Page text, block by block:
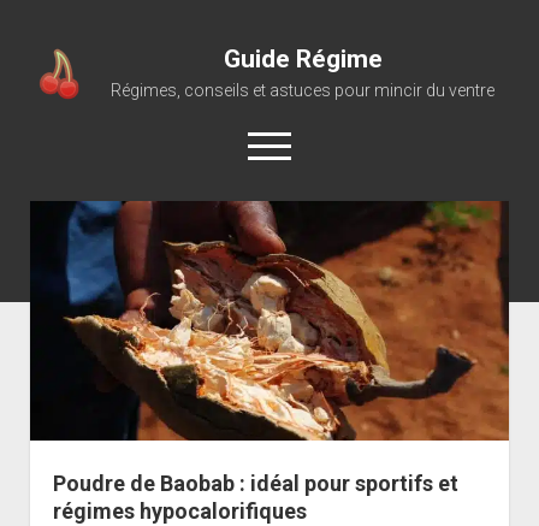
Guide Régime
Régimes, conseils et astuces pour mincir du ventre
open
menu
Poudre de Baobab : idéal pour sportifs et
régimes hypocalorifiques